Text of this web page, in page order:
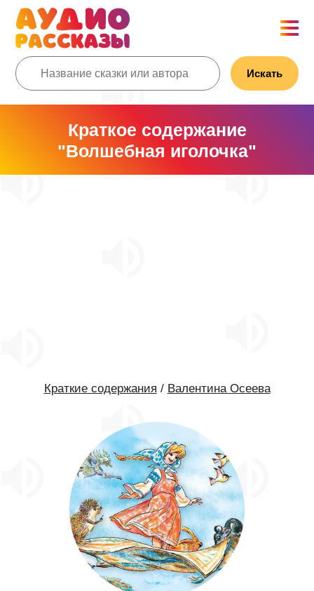
Искать
Краткое содержание
"Волшебная иголочка"
Краткие содержания / Валентина Осеева